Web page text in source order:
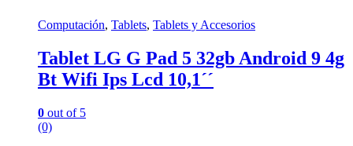
Computación, Tablets, Tablets y Accesorios
Tablet LG G Pad 5 32gb Android 9 4g
Bt Wifi Ips Lcd 10,1´´
0 out of 5
(0)